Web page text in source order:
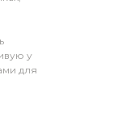
у
для